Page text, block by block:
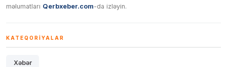
məlumatları Qerbxeber.com-da izləyin.
KATEQORIYALAR
Xəbər